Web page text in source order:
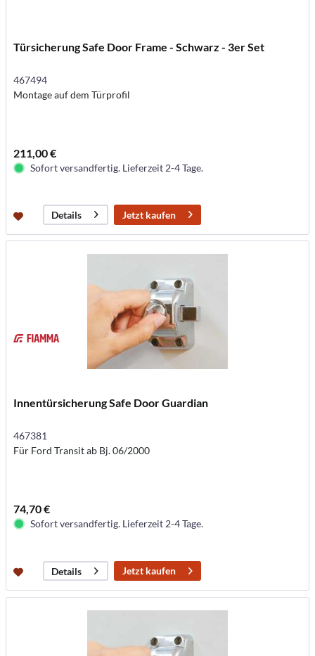
Türsicherung Safe Door Frame - Schwarz - 3er Set
467494
Montage auf dem Türprofil
211,00 €
Sofort versandfertig. Lieferzeit 2-4 Tage.
Details Jetzt kaufen
Innentürsicherung Safe Door Guardian
467381
Für Ford Transit ab Bj. 06/2000
74,70 €
Sofort versandfertig. Lieferzeit 2-4 Tage.
Details Jetzt kaufen